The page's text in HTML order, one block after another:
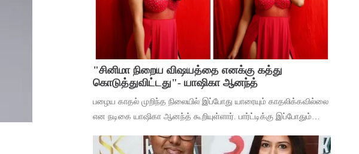
"சினிமா நிறைய விஷயத்தை எனக்கு கத்து
கொடுத்துவிட்டது"- யாஷிகா ஆனந்த்
பழைய காதல் முறிந்த நிலையில் இப்போது யாரையும் காதலிக்கவில்லை
என நடிகை யாஷிகா ஆனந்த் கூறியுள்ளார். பார்ட்டிக்கு இப்போதும்
பார்ட்டிக்கும் போகுறது